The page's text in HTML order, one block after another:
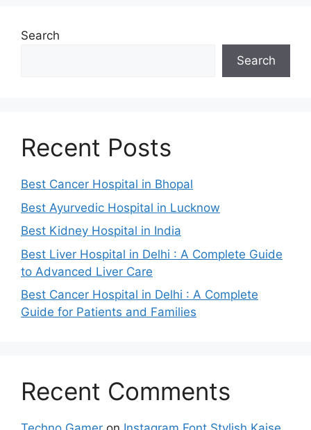
Search
Search
Recent Posts
Best Cancer Hospital in Bhopal
Best Ayurvedic Hospital in Lucknow
Best Kidney Hospital in India
Best Liver Hospital in Delhi : A Complete Guide
to Advanced Liver Care
Best Cancer Hospital in Delhi : A Complete
Guide for Patients and Families
Recent Comments